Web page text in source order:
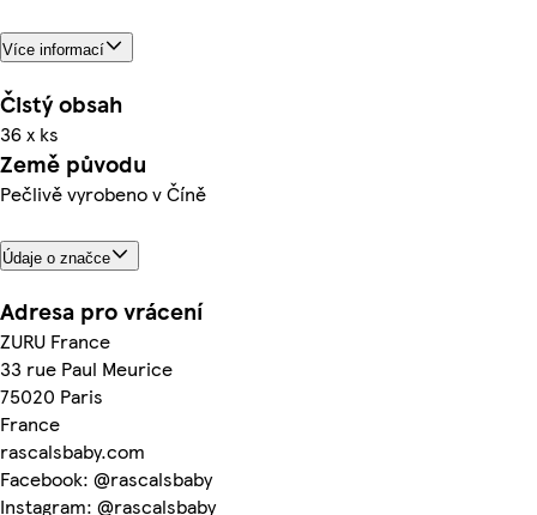
Více informací
Čistý obsah
36 x ks
Země původu
Pečlivě vyrobeno v Číně
Údaje o značce
Adresa pro vrácení
ZURU France
33 rue Paul Meurice
75020 Paris
France
rascalsbaby.com
Facebook: @rascalsbaby
Instagram: @rascalsbaby